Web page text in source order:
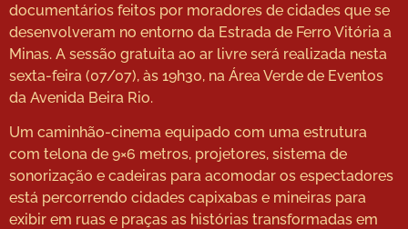
documentários feitos por moradores de cidades que se
desenvolveram no entorno da Estrada de Ferro Vitória a
Minas. A sessão gratuita ao ar livre será realizada nesta
sexta-feira (07/07), às 19h30, na Área Verde de Eventos
da Avenida Beira Rio.
Um caminhão-cinema equipado com uma estrutura
com telona de 9×6 metros, projetores, sistema de
sonorização e cadeiras para acomodar os espectadores
está percorrendo cidades capixabas e mineiras para
exibir em ruas e praças as histórias transformadas em